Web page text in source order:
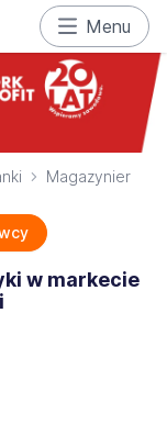
Menu
Magazynier
w markecie